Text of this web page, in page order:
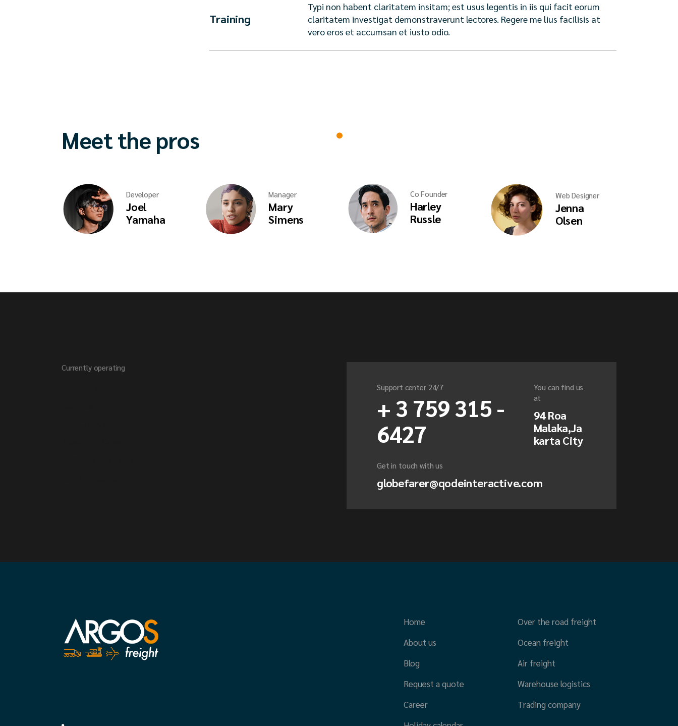
Training
Typi non habent claritatem insitam; est usus legentis in iis qui facit eorum
claritatem investigat demonstraverunt lectores. Regere me lius facilisis at
vero eros et accumsan et iusto odio.
Meet the pros
Developer
Joel
Yamaha
Manager
Mary
Simens
Co Founder
Harley
Russle
Web Designer
Jenna
Olsen
Currently operating
Support center 24/7
+ 3 759 315 -
6427
You can find us
at
94 Roa
Malaka,Ja
karta City
Get in touch with us
globefarer@qodeinteractive.com
Home
About us
Blog
Request a quote
Career
Over the road freight
Ocean freight
Air freight
Warehouse logistics
Trading company